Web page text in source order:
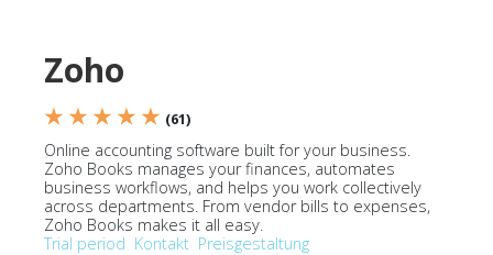
Zoho
★ ★ ★ ★ ★ (61)
Online accounting software built for your business.
Zoho Books manages your finances, automates
business workflows, and helps you work collectively
across departments. From vendor bills to expenses,
Zoho Books makes it all easy.
Trial period Kontakt Preisgestaltung